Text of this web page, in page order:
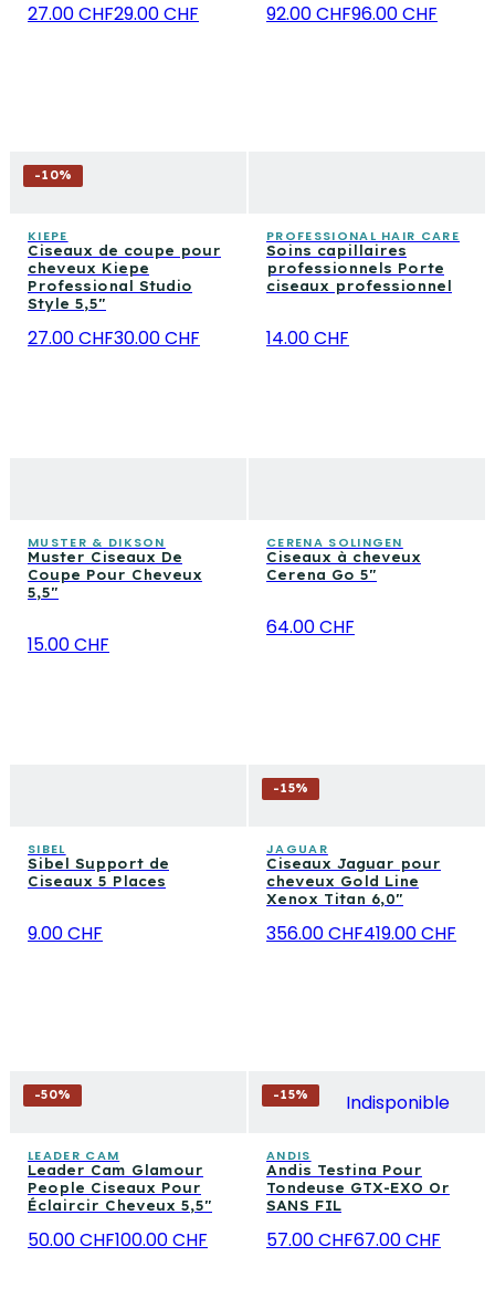
27.00 CHF29.00 CHF 92.00 CHF96.00 CHF
-10%
KIEPE
Ciseaux de coupe pour
cheveux Kiepe
Professional Studio
Style 5,5″
27.00 CHF30.00 CHF
PROFESSIONAL HAIR CARE
Soins capillaires
professionnels Porte
ciseaux professionnel
14.00 CHF
MUSTER & DIKSON
Muster Ciseaux De
Coupe Pour Cheveux
5,5"
15.00 CHF
CERENA SOLINGEN
Ciseaux à cheveux
Cerena Go 5"
64.00 CHF
SIBEL
Sibel Support de
Ciseaux 5 Places
9.00 CHF
-15%
JAGUAR
Ciseaux Jaguar pour
cheveux Gold Line
Xenox Titan 6,0"
356.00 CHF419.00 CHF
-50%
LEADER CAM
Leader Cam Glamour
People Ciseaux Pour
Éclaircir Cheveux 5,5"
50.00 CHF100.00 CHF
-15% Indisponible
ANDIS
Andis Testina Pour
Tondeuse GTX-EXO Or
SANS FIL
57.00 CHF67.00 CHF